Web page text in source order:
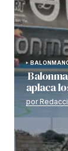
aplaca
por